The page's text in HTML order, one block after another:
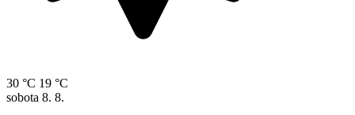
30 °C 19 °C
sobota 8. 8.